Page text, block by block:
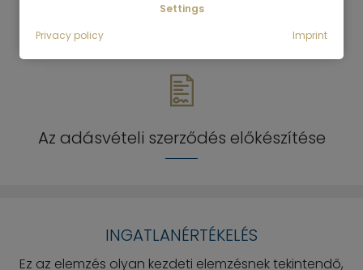
Értékesítési promóciós intézkedések
Az adásvételi szerződés előkészítése
INGATLANÉRTÉKELÉS
Ez az elemzés olyan kezdeti elemzésnek tekintendő,
Settings
Privacy policy
Imprint